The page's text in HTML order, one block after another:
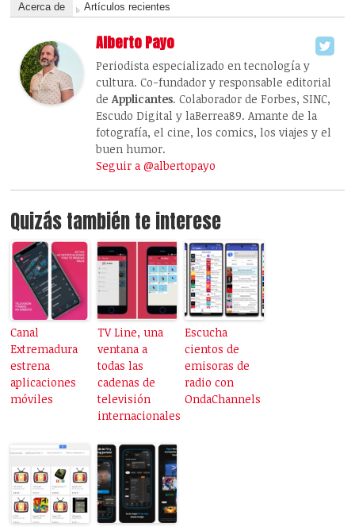
Acerca de Artículos recientes
Alberto Payo
Periodista especializado en tecnología y
cultura. Co-fundador y responsable editorial
deApplicantes. Colaborador de Forbes, SINC,
Escudo Digital y laBerrea89. Amante de la
fotografía, el cine, los comics, los viajes y el
buen humor.
Seguir a @albertopayo
Quizás también te interese
Canal
Extremadura
estrena
aplicaciones
móviles
TV Line, una
ventana a
todas las
cadenas de
televisión
internacionales
Escucha
cientos de
emisoras de
radio con
OndaChannels